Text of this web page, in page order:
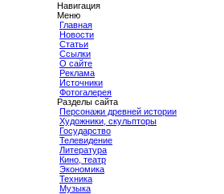
Навигация
Меню
Главная
Новости
Статьи
Ссылки
О сайте
Реклама
Источники
Фотогалерея
Разделы сайта
Персонажи древней истории
Художники, скульпторы
Государство
Телевидение
Литература
Кино, театр
Экономика
Техника
Музыка